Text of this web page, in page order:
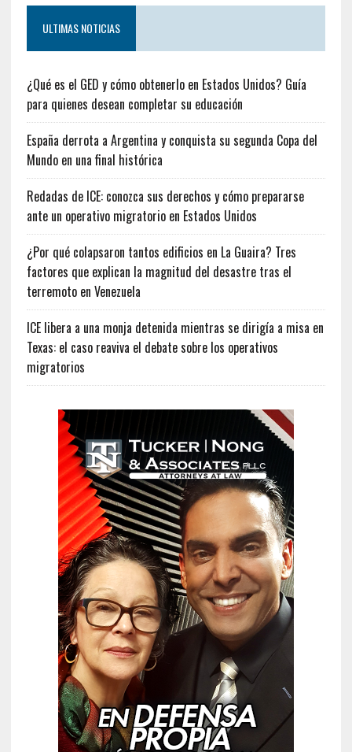
ULTIMAS NOTICIAS
¿Qué es el GED y cómo obtenerlo en Estados Unidos? Guía
para quienes desean completar su educación
España derrota a Argentina y conquista su segunda Copa del
Mundo en una final histórica
Redadas de ICE: conozca sus derechos y cómo prepararse
ante un operativo migratorio en Estados Unidos
¿Por qué colapsaron tantos edificios en La Guaira? Tres
factores que explican la magnitud del desastre tras el
terremoto en Venezuela
ICE libera a una monja detenida mientras se dirigía a misa en
Texas: el caso reaviva el debate sobre los operativos
migratorios